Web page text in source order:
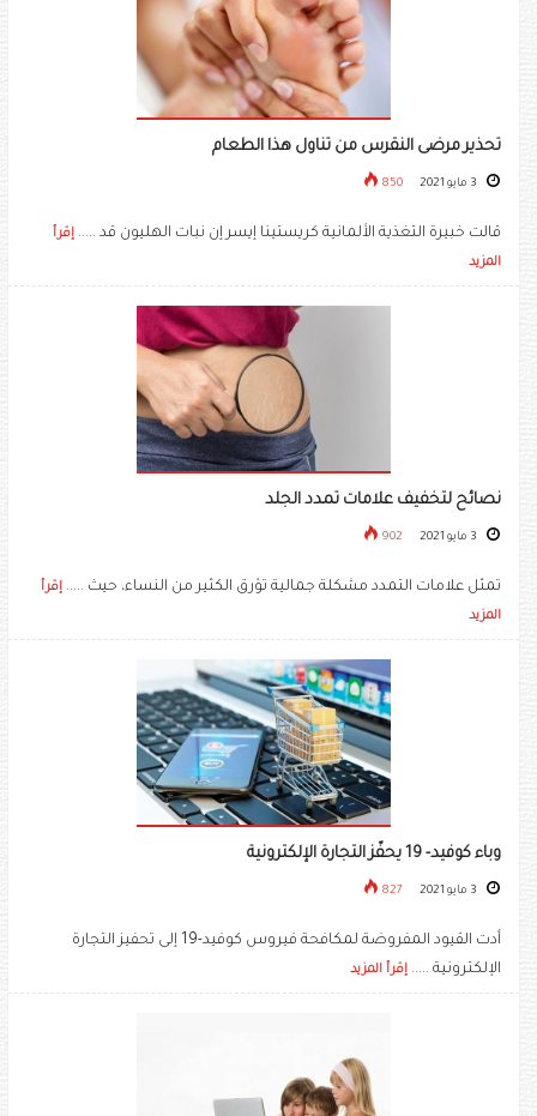
تحذير مرضى النقرس من تناول هذا الطعام
850
قالت خبيرة التغذية الألمانية كريستينا إيسر إن نبات الهليون قد ..... إقرأ
المزيد
نصائح لتخفيف علامات تمدد الجلد
902
تمثل علامات التمدد مشكلة جمالية تؤرق الكثير من النساء، حيث ..... إقرأ
المزيد
وباء كوفيد- 19 يحفّز التجارة الإلكترونية
827
أدت القيود المفروضة لمكافحة فيروس كوفيد-19 إلى تحفيز التجارة
الإلكترونية ..... إقرأ المزيد